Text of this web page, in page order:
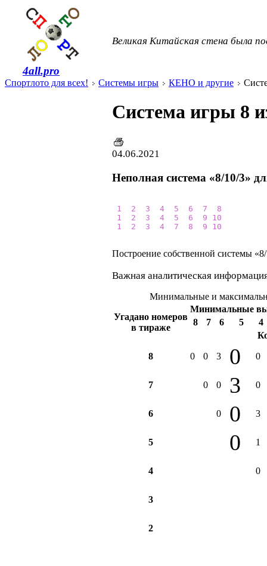
4all.pro
Великая Китайская стена была
Спортлото для всех! Системы игры КЕНО и другие
Система игры 8
04.06.2021
Неполная система «8/10/3»
1 2 3 4 5 6 7
8
1
2 3 4 5 6 9
10
1
2 3 4 7 8 9 10
Построение собственной системы
Важная аналитическая
Минимальные и
Угадано номеров
в тираже
Минимальные
8
7 6 5
4
8 0 0 3 0 0
7 0 0 3 0
6 0 0 3
5 0 1
4 0
3
2